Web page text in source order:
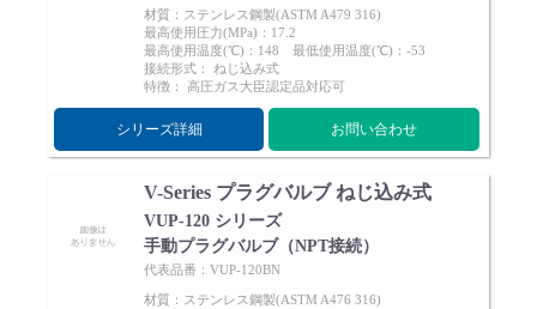
材質：ステンレス鋼製(ASTM A479 316)
最高使用圧力(MPa)：17.2
最高使用温度(℃)：148 最低使用温度(℃)：-53
接続形式： ねじ込み式
特徴： 高圧ガス大臣認定品対応可
シリーズ詳細 お問い合わせ
V-Series プラグバルブ ねじ込み式
VUP-120 シリーズ
手動プラグバルブ（NPT接続）
代表品番：VUP-120BN
材質：ステンレス鋼製(ASTM A476 316)